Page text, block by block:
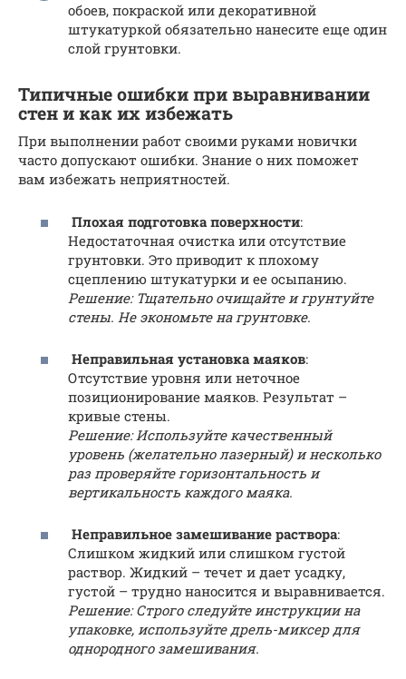
обоев, покраской или декоративной
штукатуркой обязательно нанесите еще один
слой грунтовки.
Типичные ошибки при выравнивании
стен и как их избежать
При выполнении работ своими руками новички
часто допускают ошибки. Знание о них поможет
вам избежать неприятностей.
Плохая подготовка поверхности:
Недостаточная очистка или отсутствие
грунтовки. Это приводит к плохому
сцеплению штукатурки и ее осыпанию.
Решение: Тщательно очищайте и грунтуйте
стены. Не экономьте на грунтовке.
Неправильная установка маяков:
Отсутствие уровня или неточное
позиционирование маяков. Результат –
кривые стены.
Решение: Используйте качественный
уровень (желательно лазерный) и несколько
раз проверяйте горизонтальность и
вертикальность каждого маяка.
Неправильное замешивание раствора:
Слишком жидкий или слишком густой
раствор. Жидкий – течет и дает усадку,
густой – трудно наносится и выравнивается.
Решение: Строго следуйте инструкции на
упаковке, используйте дрель-миксер для
однородного замешивания.